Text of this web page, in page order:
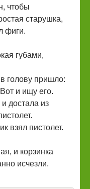
чтобы
старушка,
фиги.
губами,
голову пришло:
и ищу его.
достала из
взял пистолет.
и корзинка
исчезли.